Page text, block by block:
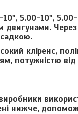
5.00-10",
Через
кліренс,
від
нижче,